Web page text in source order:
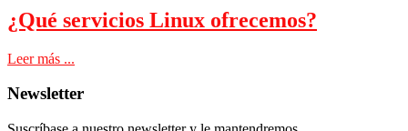
¿Qué servicios Linux ofrecemos?
Leer más ...
Newsletter